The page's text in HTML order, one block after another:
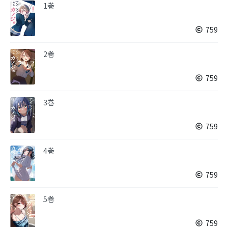
1巻
759
2巻
759
3巻
759
4巻
759
5巻
759